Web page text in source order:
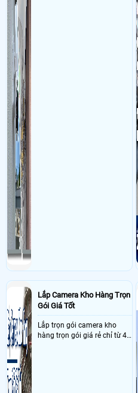
Lắp Camera Kho Hàng Trọn
Gói Giá Tốt
Lắp trọn gói camera kho
hàng trọn gói giá rẻ chỉ từ 4